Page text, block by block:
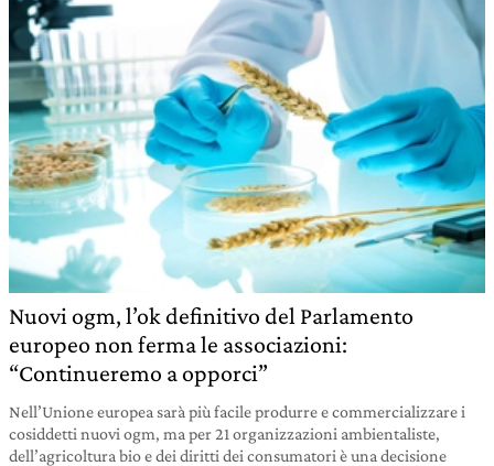
Nuovi ogm, l’ok definitivo del Parlamento
europeo non ferma le associazioni:
“Continueremo a opporci”
Nell’Unione europea sarà più facile produrre e commercializzare i
cosiddetti nuovi ogm, ma per 21 organizzazioni ambientaliste,
dell’agricoltura bio e dei diritti dei consumatori è una decisione